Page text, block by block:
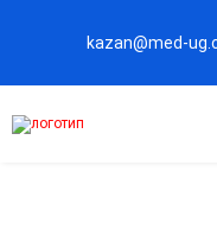
kazan@med-